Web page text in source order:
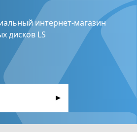
интернет-магазин
дисков LS